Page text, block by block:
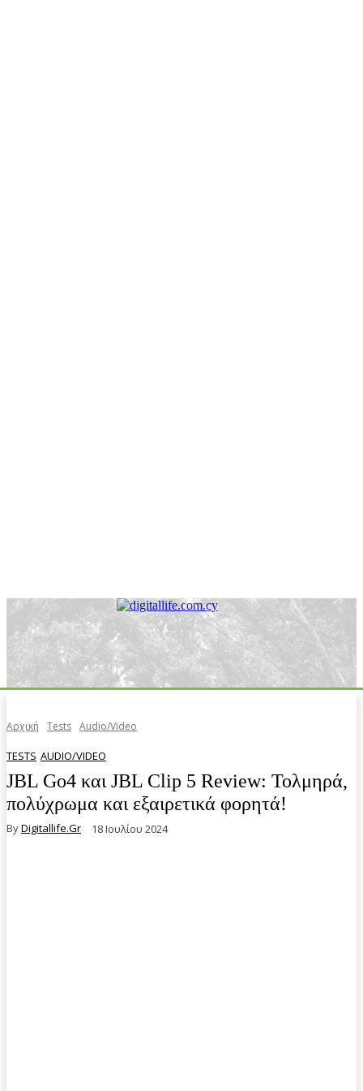
Αρχική Tests Audio/Video
TESTS AUDIO/VIDEO
JBL Go4 και JBL Clip 5 Review: Τολμηρά,
πολύχρωμα και εξαιρετικά φορητά!
ByDigitallife.gr 18 Ιουλίου 2024